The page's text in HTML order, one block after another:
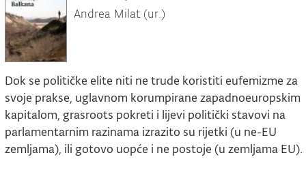
Andrea Milat (ur.)
Dok se političke elite niti ne trude koristiti eufemizme za
svoje prakse, uglavnom korumpirane zapadnoeuropskim
kapitalom, grasroots pokreti i lijevi politički stavovi na
parlamentarnim razinama izrazito su rijetki (u ne-EU
zemljama), ili gotovo uopće i ne postoje (u zemljama EU).